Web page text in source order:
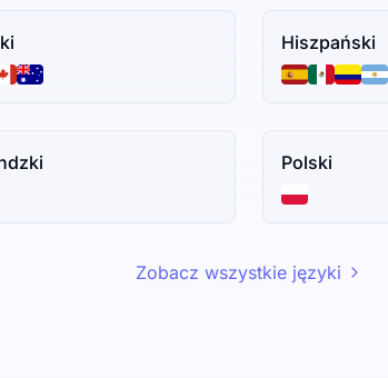
Hiszpański
Polski
Zobacz wszystkie języki